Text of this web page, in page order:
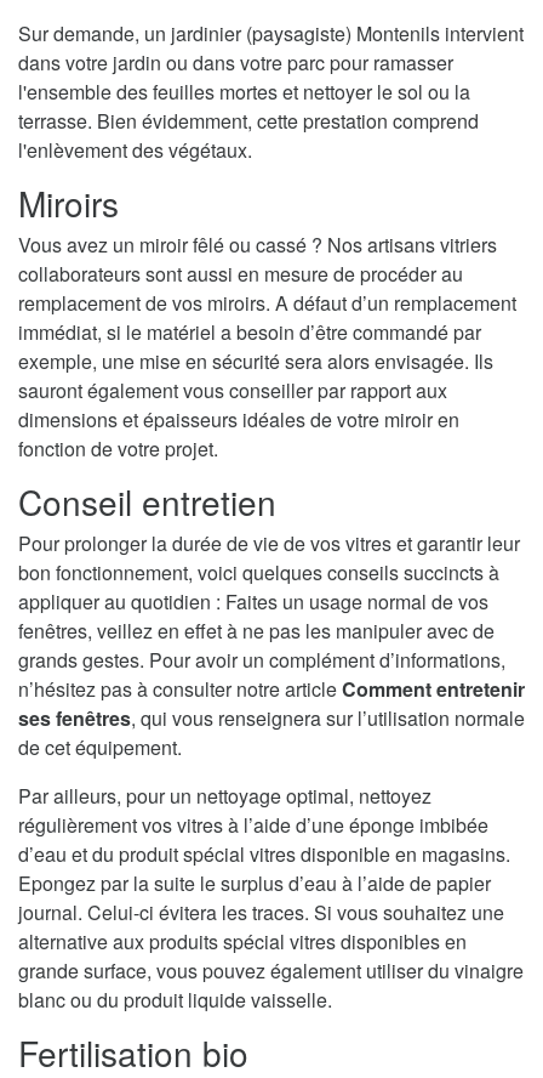
Sur demande, un jardinier (paysagiste) Montenils intervient
dans votre jardin ou dans votre parc pour ramasser
l'ensemble des feuilles mortes et nettoyer le sol ou la
terrasse. Bien évidemment, cette prestation comprend
l'enlèvement des végétaux.
Miroirs
Vous avez un miroir fêlé ou cassé ? Nos artisans vitriers
collaborateurs sont aussi en mesure de procéder au
remplacement de vos miroirs. A défaut d’un remplacement
immédiat, si le matériel a besoin d’être commandé par
exemple, une mise en sécurité sera alors envisagée. Ils
sauront également vous conseiller par rapport aux
dimensions et épaisseurs idéales de votre miroir en
fonction de votre projet.
Conseil entretien
Pour prolonger la durée de vie de vos vitres et garantir leur
bon fonctionnement, voici quelques conseils succincts à
appliquer au quotidien : Faites un usage normal de vos
fenêtres, veillez en effet à ne pas les manipuler avec de
grands gestes. Pour avoir un complément d’informations,
n’hésitez pas à consulter notre articleComment entretenir
ses fenêtres, qui vous renseignera sur l’utilisation normale
de cet équipement.
Par ailleurs, pour un nettoyage optimal, nettoyez
régulièrement vos vitres à l’aide d’une éponge imbibée
d’eau et du produit spécial vitres disponible en magasins.
Epongez par la suite le surplus d’eau à l’aide de papier
journal. Celui-ci évitera les traces. Si vous souhaitez une
alternative aux produits spécial vitres disponibles en
grande surface, vous pouvez également utiliser du vinaigre
blanc ou du produit liquide vaisselle.
Fertilisation bio